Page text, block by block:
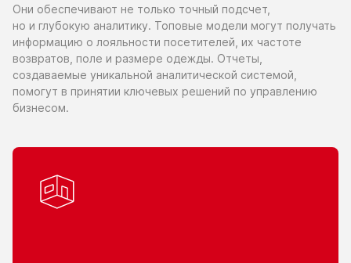
Они обеспечивают не только точный подсчет,
но и глубокую аналитику. Топовые модели могут получать
информацию о лояльности посетителей, их частоте
возвратов, поле и размере одежды. Отчеты,
создаваемые уникальной аналитической системой,
помогут в принятии ключевых решений по управлению
бизнесом.